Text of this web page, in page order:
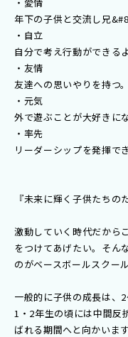
年下の子供と交流し兄
・自立
自分で考え行動ができる
・友情
友達への思いやりを持つ。
・元気
外で遊ぶことが大好きにな
・率先
リーダーシップを発揮で
『未来に輝く子供たちの
激動していく時代だから
をつけてあげたい。そん
のがベースボールスクー
一般的に子供の成長は、
1・2年生の頃には中間反
ばれる期間へと向かいます